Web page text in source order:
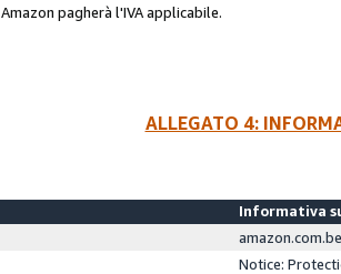
Amazon pagherà l'IVA applicabile.
ALLEGATO 4:
Informativa
Notice: